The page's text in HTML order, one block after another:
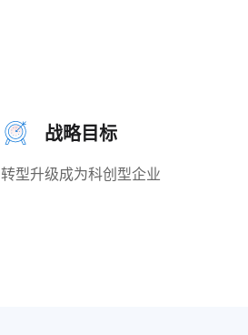
战略目标
转型升级成为科创型企业